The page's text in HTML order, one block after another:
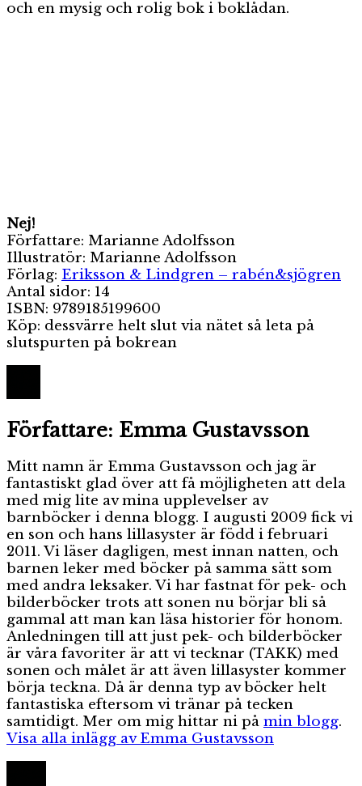
och en mysig och rolig bok i boklådan.
Nej!
Författare: Marianne Adolfsson
Illustratör: Marianne Adolfsson
Förlag: Eriksson & Lindgren – rabén&sjögren
Antal sidor: 14
ISBN: 9789185199600
Köp: dessvärre helt slut via nätet så leta på
slutspurten på bokrean
Författare: Emma Gustavsson
Mitt namn är Emma Gustavsson och jag är
fantastiskt glad över att få möjligheten att dela
med mig lite av mina upplevelser av
barnböcker i denna blogg. I augusti 2009 fick vi
en son och hans lillasyster är född i februari
2011. Vi läser dagligen, mest innan natten, och
barnen leker med böcker på samma sätt som
med andra leksaker. Vi har fastnat för pek- och
bilderböcker trots att sonen nu börjar bli så
gammal att man kan läsa historier för honom.
Anledningen till att just pek- och bilderböcker
är våra favoriter är att vi tecknar (TAKK) med
sonen och målet är att även lillasyster kommer
börja teckna. Då är denna typ av böcker helt
fantastiska eftersom vi tränar på tecken
samtidigt. Mer om mig hittar ni på min blogg.
Visa alla inlägg av Emma Gustavsson